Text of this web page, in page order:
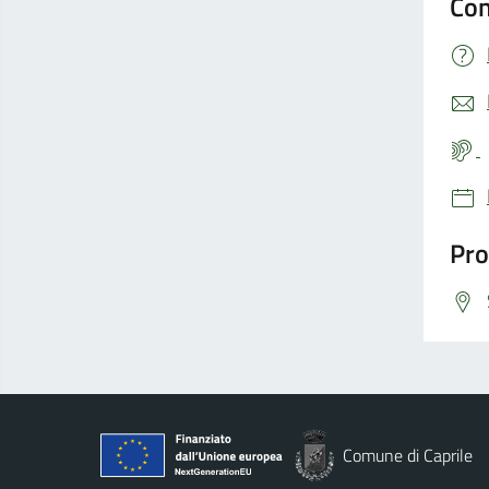
Comune di Caprile